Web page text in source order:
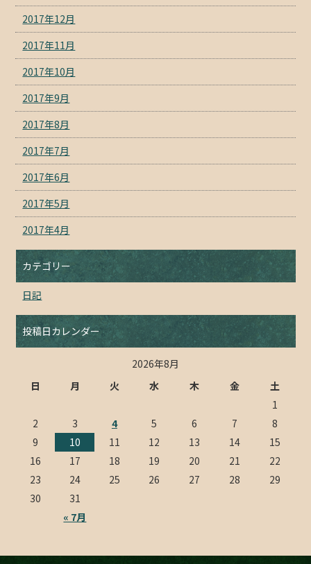
2017年12月
2017年11月
2017年10月
2017年9月
2017年8月
2017年7月
2017年6月
2017年5月
2017年4月
カテゴリー
日記
投稿日カレンダー
2026年8月
日
月 火 水 木 金 土
« 7月
1
2
3 4 5 6 7
8
9
10 11 12 13 14
15
16
17 18 19 20 21
22
23
24 25 26 27 28
29
30
31